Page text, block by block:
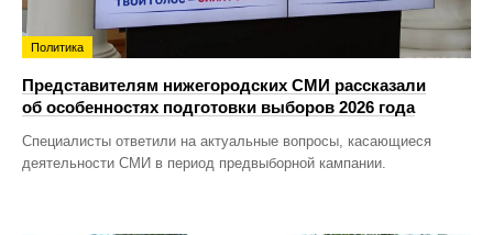
Политика
Представителям нижегородских СМИ рассказали
об особенностях подготовки выборов 2026 года
Специалисты ответили на актуальные вопросы, касающиеся
деятельности СМИ в период предвыборной кампании.